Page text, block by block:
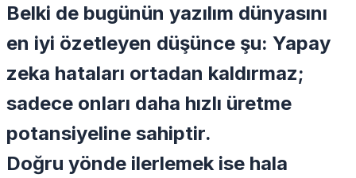
Belki de bugünün yazılım dünyasını
en iyi özetleyen düşünce şu: Yapay
zeka hataları ortadan kaldırmaz;
sadece onları daha hızlı üretme
potansiyeline sahiptir.
Doğru yönde ilerlemek ise hala